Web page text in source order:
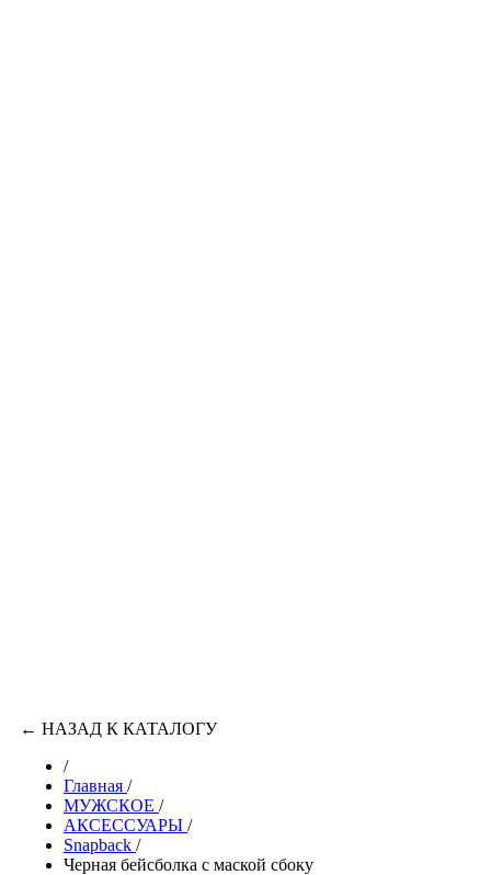
← НАЗАД К КАТАЛОГУ
/
Главная /
МУЖСКОЕ /
АКСЕССУАРЫ /
Snapback /
Черная бейсболка с маской сбоку